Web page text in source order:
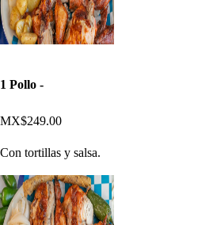
1 Pollo -
MX$249.00
Con tortillas y salsa.